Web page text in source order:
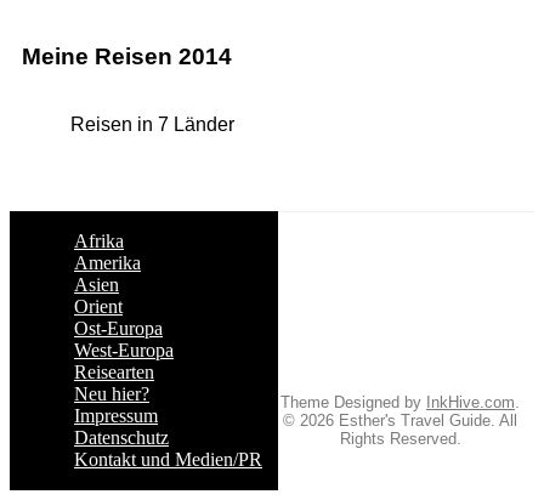
Meine Reisen 2014
Reisen in 7 Länder
Afrika
Amerika
Asien
Orient
Ost-Europa
West-Europa
Reisearten
Neu hier?
Impressum
Datenschutz
Kontakt und Medien/PR
Theme Designed by InkHive.com.
© 2026 Esther's Travel Guide. All
Rights Reserved.